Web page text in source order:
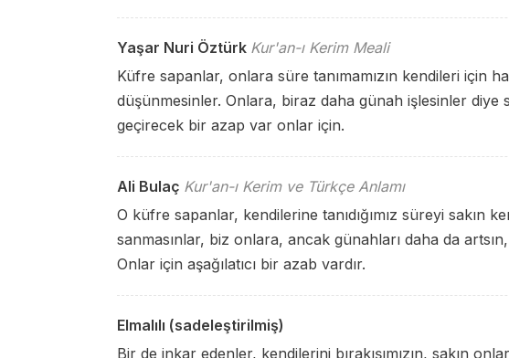
Yaşar Nuri Öztürk Kur'an-ı Kerim Meali
Küfre sapanlar, onlara süre tanımamızın kendileri için
düşünmesinler. Onlara, biraz daha günah işlesinler diye
geçirecek bir azap var onlar için.
Ali Bulaç Kur'an-ı Kerim ve Türkçe Anlamı
O küfre sapanlar, kendilerine tanıdığımız süreyi sakın
sanmasınlar, biz onlara, ancak günahları daha da
Onlar için aşağılatıcı bir azab vardır.
Elmalılı (sadeleştirilmiş)
Bir de inkar edenler, kendilerini bırakışımızın, sakın